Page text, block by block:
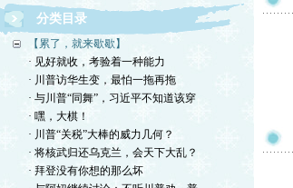
分类目录
【累了，就来歇歇】
· 见好就收，考验着一种能力
· 川普访华生变，最怕一拖再拖
· 与川普“同舞”，习近平不知道该穿
· 嘿，大棋！
· 川普“关税”大棒的威力几何？
· 将核武归还乌克兰，会天下大乱？
· 拜登没有你想的那么坏